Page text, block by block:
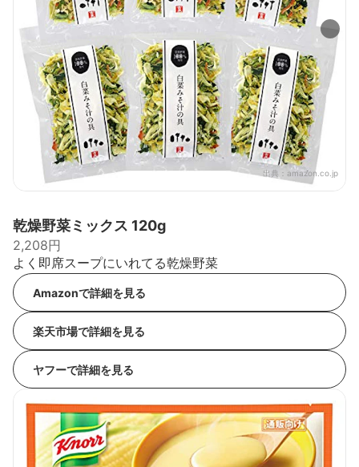
出典： amazon.co.jp
乾燥野菜ミックス 120g
2,208円
よく即席スープにいれてる乾燥野菜
Amazonで詳細を見る
楽天市場で詳細を見る
ヤフーで詳細を見る